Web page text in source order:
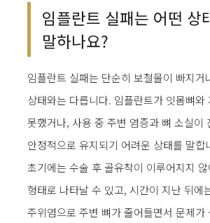
임플란트 실패는 어떤 상
말하나요?
임플란트 실패는 단순히 보철물이 빠지거
상태와는 다릅니다. 임플란트가 잇몸뼈와
못했거나, 사용 중 주변 염증과 뼈 소실이
안정적으로 유지되기 어려운 상태를 말합
초기에는 수술 후 골유착이 이루어지지
형태로 나타날 수 있고, 시간이 지난 뒤에
주위염으로 주변 뼈가 줄어들면서 문제가